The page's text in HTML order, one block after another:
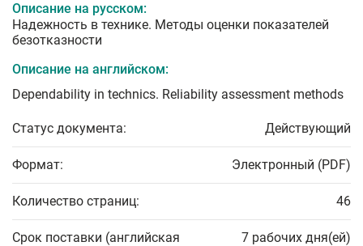
Описание на русском:
Надежность в технике. Методы оценки показателей
безотказности
Описание на английском:
Dependability in technics. Reliability assessment methods
Статус документа: Действующий
Формат: Электронный (PDF)
Количество страниц: 46
Срок поставки (английская
7 рабочих дня(ей)